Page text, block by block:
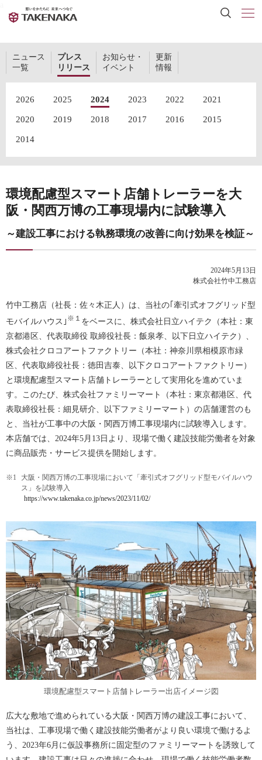
ニュース
一覧
プレス
リリース
お知らせ・
イベント
更新
情報
2026 2025 2024 2023 2022 2021
2020 2019 2018 2017 2016 2015
2014
環境配慮型スマート店舗トレーラーを大
阪・関西万博の工事現場内に試験導入
～建設工事における執務環境の改善に向け効果を検証～
2024年5月13日
株式会社竹中工務店
竹中工務店（社長：佐々木正人）は、当社の｢牽引式オフグリッド型
モバイルハウス｣ ※１ をベースに、株式会社日立ハイテク（本社：東
京都港区、代表取締役 取締役社長：飯泉孝、以下日立ハイテク）、
株式会社クロコアートファクトリー（本社：神奈川県相模原市緑
区、代表取締役社長：徳田吉泰、以下クロコアートファクトリー）
と環境配慮型スマート店舗トレーラーとして実用化を進めていま
す。このたび、株式会社ファミリーマート（本社：東京都港区、代
表取締役社長：細見研介、以下ファミリーマート）の店舗運営のも
と、当社が工事中の大阪・関西万博工事現場内に試験導入します。
本店舗では、2024年5月13日より、現場で働く建設技能労働者を対象
に商品販売・サービス提供を開始します。
※1
大阪・関西万博の工事現場において「牽引式オフグリッド型モバイルハウ
ス」を試験導入
https://www.takenaka.co.jp/news/2023/11/02/
環境配慮型スマート店舗トレーラー出店イメージ図
広大な敷地で進められている大阪・関西万博の建設工事において、
当社は、工事現場で働く建設技能労働者がより良い環境で働けるよ
う、2023年6月に仮設事務所に固定型のファミリーマートを誘致して